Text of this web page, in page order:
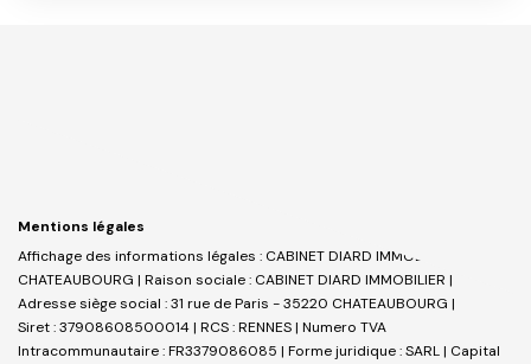
Mentions légales
Affichage des informations légales : CABINET DIARD IMMOBILIER _
CHATEAUBOURG | Raison sociale : CABINET DIARD IMMOBILIER |
Adresse siège social : 31 rue de Paris - 35220 CHATEAUBOURG |
Siret : 37908608500014 | RCS : RENNES | Numero TVA
Intracommunautaire : FR3379086085 | Forme juridique : SARL | Capital